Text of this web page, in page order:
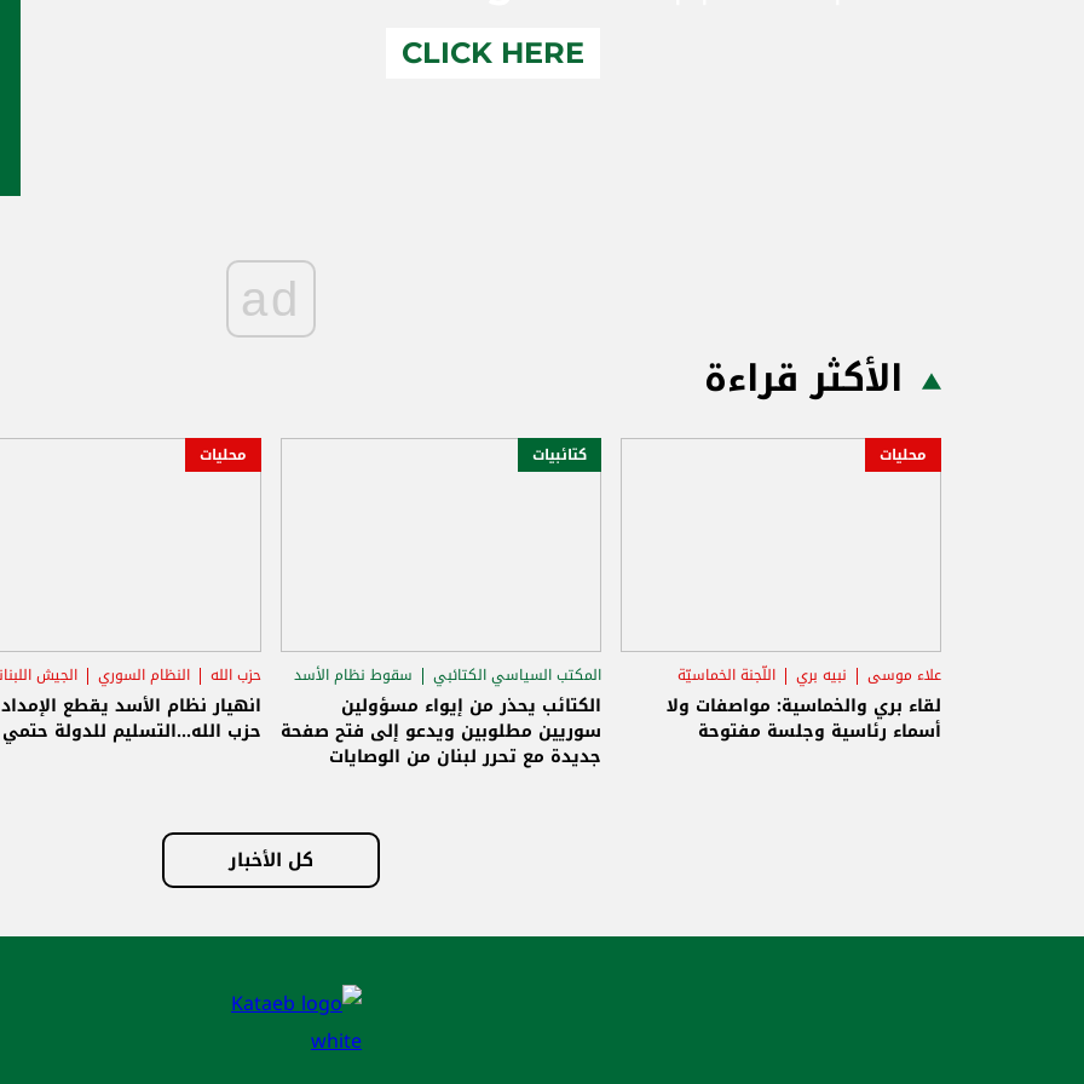
CLICK HERE
ad
الأكثر قراءة
محليات
علاء موسى نبيه بري اللّجنة الخماسيّة
لقاء بري والخماسية: مواصفات ولا
أسماء رئاسية وجلسة مفتوحة
كتائبيات
المكتب السياسي الكتائبي
سقوط نظام الأسد
الاستحقاق الرئاسي
الكتائب يحذر من إيواء مسؤولين
سوريين مطلوبين ويدعو إلى فتح صفحة
جديدة مع تحرر لبنان من الوصايات
محليات
حزب الله النظام السوري الجيش
انهيار نظام الأسد يقطع
حزب الله...التسليم للدولة حتمي
كل الأخبار